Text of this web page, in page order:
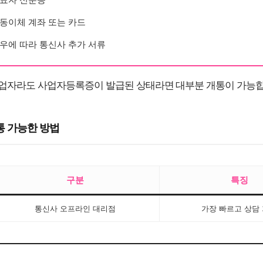
이체 계좌 또는 카드
에 따라 통신사 추가 서류
자라도 사업자등록증이 발급된 상태라면 대부분 개통이 가능
가능한 방법
구분 특징
통신사 오프라인 대리점 가장 빠르고 상담